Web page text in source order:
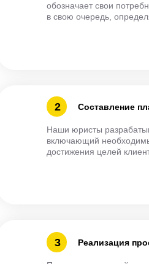
обозначает свои
в свою очередь,
Составление
Наши юристы
включающий
достижения целей
2
Реализация
3